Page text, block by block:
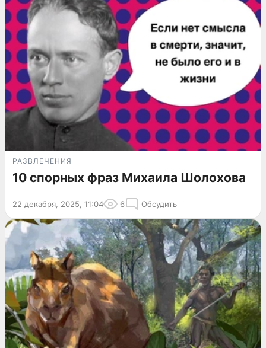
РАЗВЛЕЧЕНИЯ
10 спорных фраз Михаила Шолохова
22 декабря, 2025, 11:04 6 Обсудить